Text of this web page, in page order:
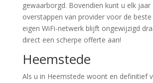
gewaarborgd. Bovendien kunt u elk
overstappen van provider voor de
eigen WiFi-netwerk blijft ongewijzigd
direct een scherpe offerte aan!
Heemstede
Als u in Heemstede woont en definitief